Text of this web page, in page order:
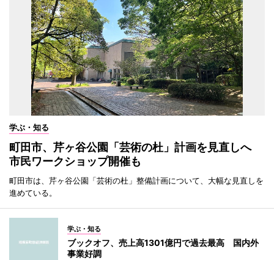
学ぶ・知る
町田市、芹ヶ谷公園「芸術の杜」計画を見直しへ
市民ワークショップ開催も
町田市は、芹ヶ谷公園「芸術の杜」整備計画について、大幅な見直しを
進めている。
学ぶ・知る
ブックオフ、売上高1301億円で過去最高 国内外
事業好調